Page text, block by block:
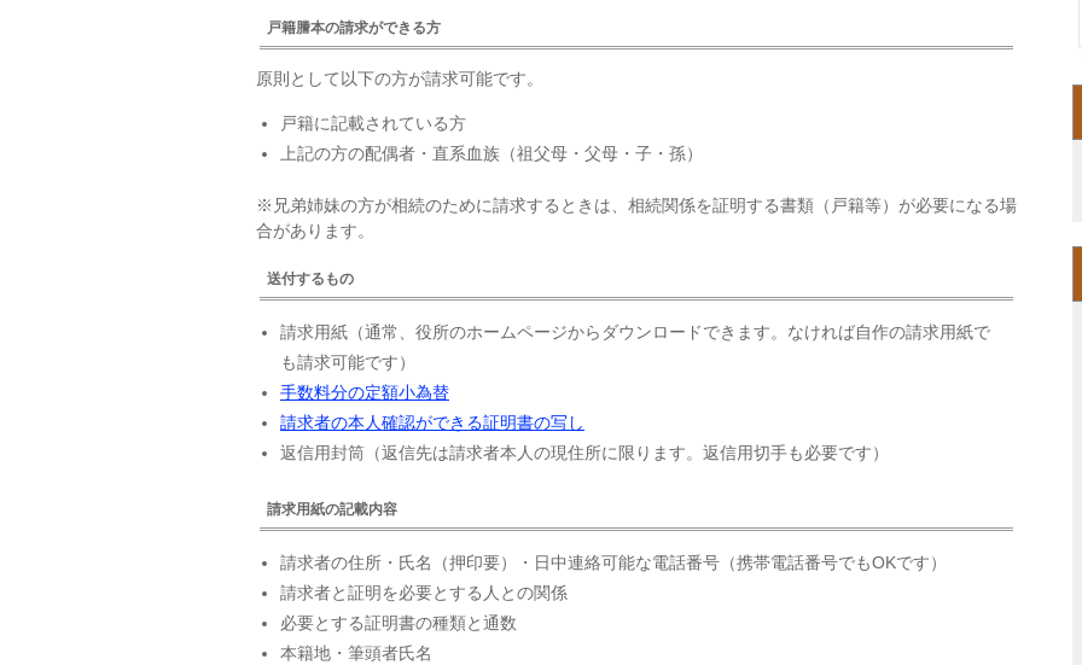
戸籍謄本の請求ができる方
原則として以下の方が請求可能です。
戸籍に記載されている方
上記の方の配偶者・直系血族（祖父母・父母・子・孫）
※兄弟姉妹の方が相続のために請求するときは、相続関係を証明する書類（戸籍等）が必要になる場
合があります。
送付するもの
請求用紙（通常、役所のホームページからダウンロードできます。なければ自作の請求用紙で
も請求可能です）
手数料分の定額小為替
請求者の本人確認ができる証明書の写し
返信用封筒（返信先は請求者本人の現住所に限ります。返信用切手も必要です）
請求用紙の記載内容
請求者の住所・氏名（押印要）・日中連絡可能な電話番号（携帯電話番号でもOKです）
請求者と証明を必要とする人との関係
必要とする証明書の種類と通数
本籍地・筆頭者氏名